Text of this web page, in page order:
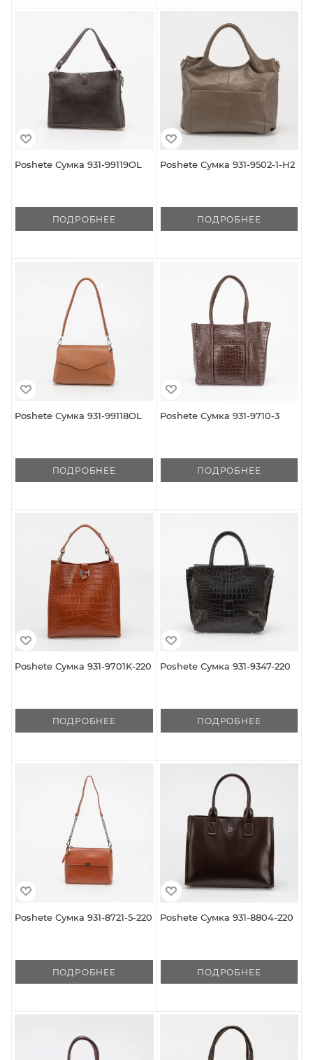
Poshete Сумка 931-99119OL
ПОДРОБНЕЕ
Poshete Сумка 931-9502-1-H2
ПОДРОБНЕЕ
Poshete Сумка 931-99118OL
ПОДРОБНЕЕ
Poshete Сумка 931-9710-3
ПОДРОБНЕЕ
Poshete Сумка 931-9701K-220
ПОДРОБНЕЕ
Poshete Сумка 931-9347-220
ПОДРОБНЕЕ
Poshete Сумка 931-8721-5-220
ПОДРОБНЕЕ
Poshete Сумка 931-8804-220
ПОДРОБНЕЕ